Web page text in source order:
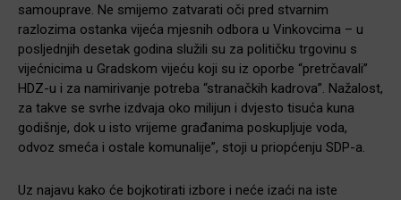
samouprave. Ne smijemo zatvarati oči pred stvarnim
razlozima ostanka vijeća mjesnih odbora u Vinkovcima – u
posljednjih desetak godina služili su za političku trgovinu s
vijećnicima u Gradskom vijeću koji su iz oporbe “pretrčavali”
HDZ-u i za namirivanje potreba “stranačkih kadrova”. Nažalost,
za takve se svrhe izdvaja oko milijun i dvjesto tisuća kuna
godišnje, dok u isto vrijeme građanima poskupljuje voda,
odvoz smeća i ostale komunalije”, stoji u priopćenju SDP-a.
Uz najavu kako će bojkotirati izbore i neće izaći na iste